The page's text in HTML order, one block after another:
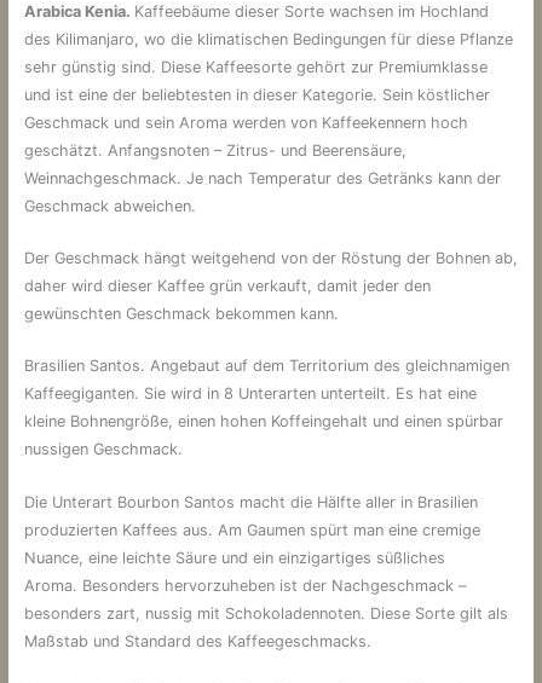
Arabica Kenia. Kaffeebäume dieser Sorte wachsen im Hochland
des Kilimanjaro, wo die klimatischen Bedingungen für diese Pflanze
sehr günstig sind. Diese Kaffeesorte gehört zur Premiumklasse
und ist eine der beliebtesten in dieser Kategorie. Sein köstlicher
Geschmack und sein Aroma werden von Kaffeekennern hoch
geschätzt. Anfangsnoten – Zitrus- und Beerensäure,
Weinnachgeschmack. Je nach Temperatur des Getränks kann der
Geschmack abweichen.
Der Geschmack hängt weitgehend von der Röstung der Bohnen ab,
daher wird dieser Kaffee grün verkauft, damit jeder den
gewünschten Geschmack bekommen kann.
Brasilien Santos. Angebaut auf dem Territorium des gleichnamigen
Kaffeegiganten. Sie wird in 8 Unterarten unterteilt. Es hat eine
kleine Bohnengröße, einen hohen Koffeingehalt und einen spürbar
nussigen Geschmack.
Die Unterart Bourbon Santos macht die Hälfte aller in Brasilien
produzierten Kaffees aus. Am Gaumen spürt man eine cremige
Nuance, eine leichte Säure und ein einzigartiges süßliches
Aroma. Besonders hervorzuheben ist der Nachgeschmack –
besonders zart, nussig mit Schokoladennoten. Diese Sorte gilt als
Maßstab und Standard des Kaffeegeschmacks.